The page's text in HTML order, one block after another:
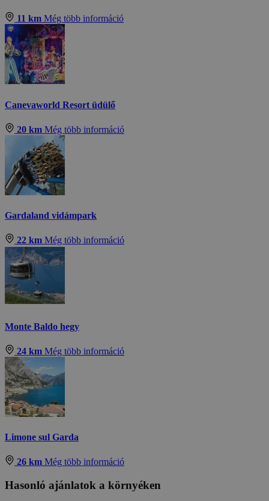
11 km Még több információ
Canevaworld Resort üdülő
20 km Még több információ
Gardaland vidámpark
22 km Még több információ
Monte Baldo hegy
24 km Még több információ
Limone sul Garda
26 km Még több információ
Hasonló ajánlatok a környéken